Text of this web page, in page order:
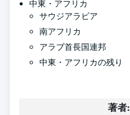
中東・アフリカ
サウジアラビア
南アフリカ
アラブ首長国連邦
中東・アフリカの残り
著者: